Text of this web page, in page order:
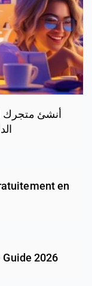
en
2026